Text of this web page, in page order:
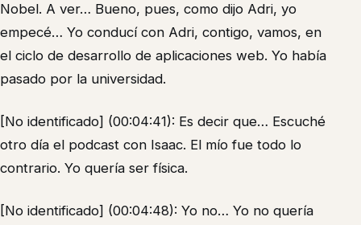
Nobel. A ver… Bueno, pues, como dijo Adri, yo
empecé… Yo conducí con Adri, contigo, vamos, en
el ciclo de desarrollo de aplicaciones web. Yo había
pasado por la universidad.
[No identificado] (00:04:41): Es decir que… Escuché
otro día el podcast con Isaac. El mío fue todo lo
contrario. Yo quería ser física.
[No identificado] (00:04:48): Yo no… Yo no quería